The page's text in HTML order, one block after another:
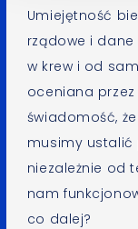
Umiejętność
rządowe i
w krew i od
oceniana przez
świadomość,
musimy ustalić
niezależnie od
nam
co dalej?